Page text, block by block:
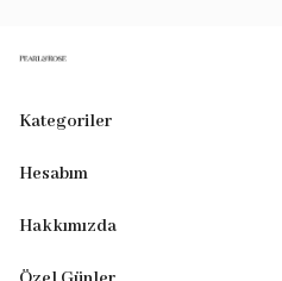
Kategoriler
Hesabım
Hakkımızda